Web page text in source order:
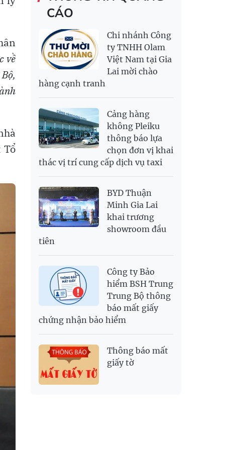
về
Tổ
MYR
NOK
RUB
308.64
341.64
SAR
6,952.32
7,251.54
2,712.86
2,827.89
SGD
19,969.15
USD
26,040 26,070 26,450
TRANG SỨC VÀNG
RỒNG THĂNG
PNJ 139,500,000143,100,000
CÁO
Chi nhánh Công
ty TNHH Olam
Việt Nam tại Gia
Lai mời chào
hàng cạnh tranh
Cảng hàng
không Pleiku
thông báo lựa
chọn đơn vị khai
thác vị trí cung cấp dịch vụ taxi
BYD Thuận
Minh Gia Lai
khai trương
showroom đầu
tiên
Công ty Bảo
hiểm BSH Trung
Trung Bộ thông
báo mất giấy
chứng nhận bảo hiểm
Thông báo mất
giấy tờ